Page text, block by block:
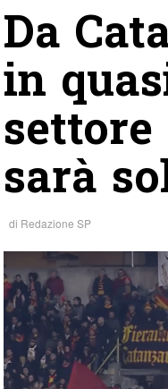
Da
in
sarà
di Redazione SP